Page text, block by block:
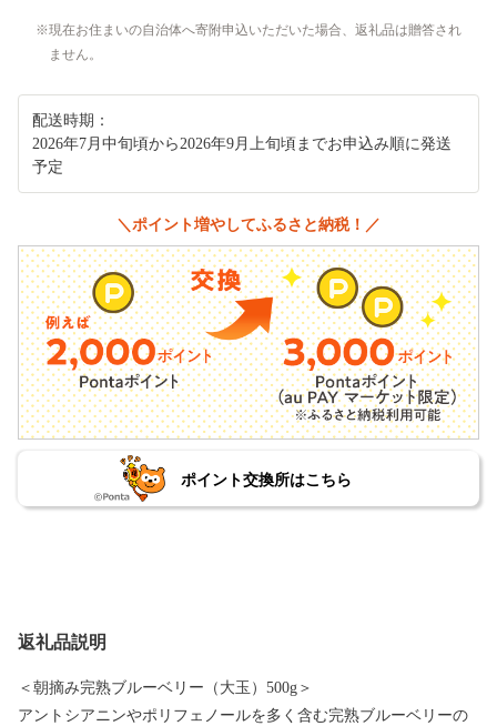
現在お住まいの自治体へ寄附申込いただいた場合、返礼品は贈答され
ません。
配送時期：
2026年7月中旬頃から2026年9月上旬頃までお申込み順に発送
予定
＼ポイント増やしてふるさと納税！／
ポイント交換所はこちら
返礼品説明
＜朝摘み完熟ブルーベリー（大玉）500g＞
アントシアニンやポリフェノールを多く含む完熟ブルーベリーの